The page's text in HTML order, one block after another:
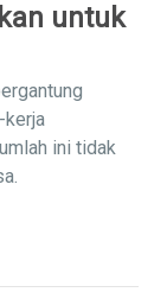
untuk
kerja
ini tidak